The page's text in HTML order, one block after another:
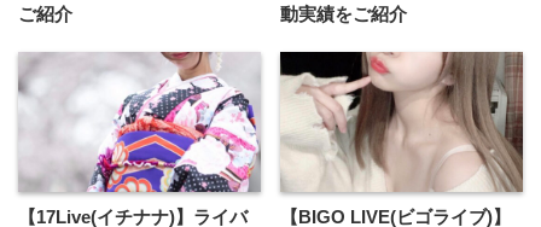
ご紹介
動実績をご紹介
【17Live(イチナナ)】ライバ 【BIGO LIVE(ビゴライブ)】